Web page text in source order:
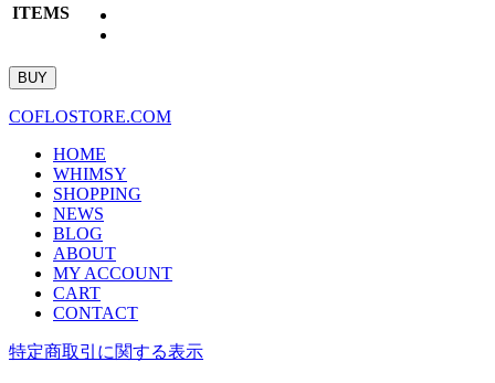
ITEMS
COFLOSTORE.COM
HOME
WHIMSY
SHOPPING
NEWS
BLOG
ABOUT
MY ACCOUNT
CART
CONTACT
特定商取引に関する表示